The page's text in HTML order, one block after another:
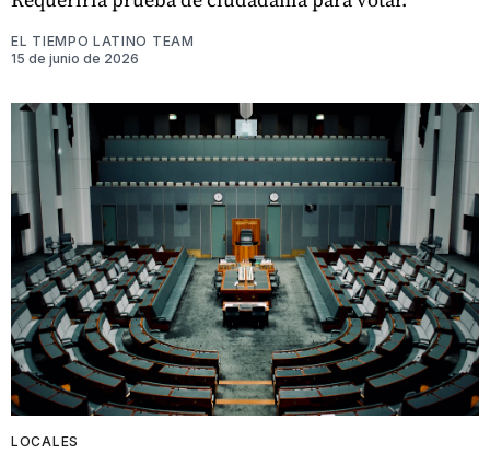
EL TIEMPO LATINO TEAM
15 de junio de 2026
LOCALES